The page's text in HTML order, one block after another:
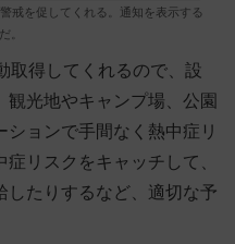
戒を促してくれる。通知を表示する
。
取得してくれるので、設
光地やキャンプ場、公園
ョンで手間なく熱中症リ
リスクをキャッチして、
したりするなど、適切な予